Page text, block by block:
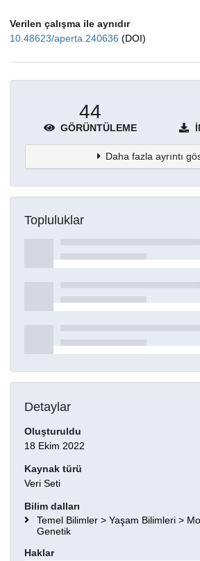
Verilen çalışma ile aynıdır
10.48623/aperta.240636 (DOI)
44
GÖRÜNTÜLEME
Daha fazla ayrıntı
Topluluklar
Detaylar
Oluşturuldu
18 Ekim 2022
Kaynak türü
Veri Seti
Bilim dalları
Temel Bilimler > Yaşam Bilimleri >
Genetik
Haklar